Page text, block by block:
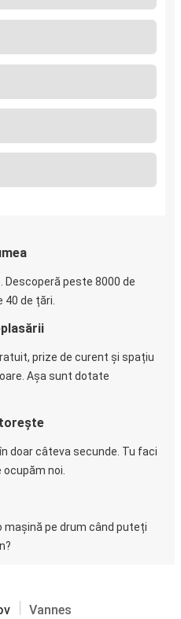
peste 8000 de
40 de țări.
prize de curent și spațiu
Așa sunt dotate
doar câteva secunde. Tu faci
ocupăm noi.
mașină pe drum când puteți
Vannes